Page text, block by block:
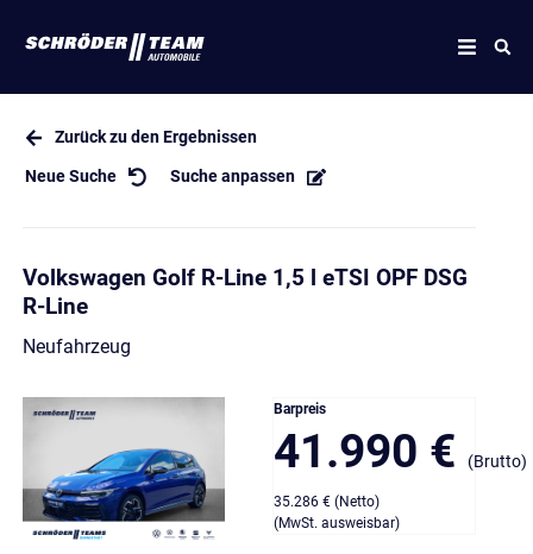
Zurück zu den Ergebnissen
Neue Suche Suche anpassen
Volkswagen Golf R-Line 1,5 l eTSI OPF DSG
R-Line
Neufahrzeug
Barpreis
41.990 € (Brutto)
35.286 € (Netto)
(MwSt. ausweisbar)